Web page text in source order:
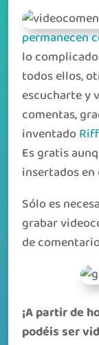
permanecen
lo
todos ellos,
escucharte y
comentas,
inventado
Es gratis
insertados en
Sólo es
grabar
de
¡A partir de
podéis ser